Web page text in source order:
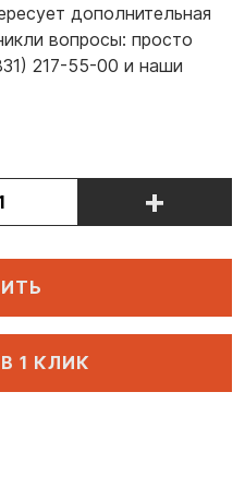
дополнительная
вопросы: просто
217-55-00 и наши
+
1 КЛИК